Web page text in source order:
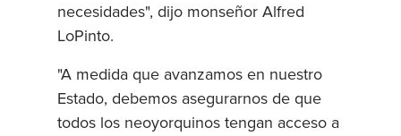
necesidades", dijo monseñor Alfred
LoPinto.
"A medida que avanzamos en nuestro
Estado, debemos asegurarnos de que
todos los neoyorquinos tengan acceso a